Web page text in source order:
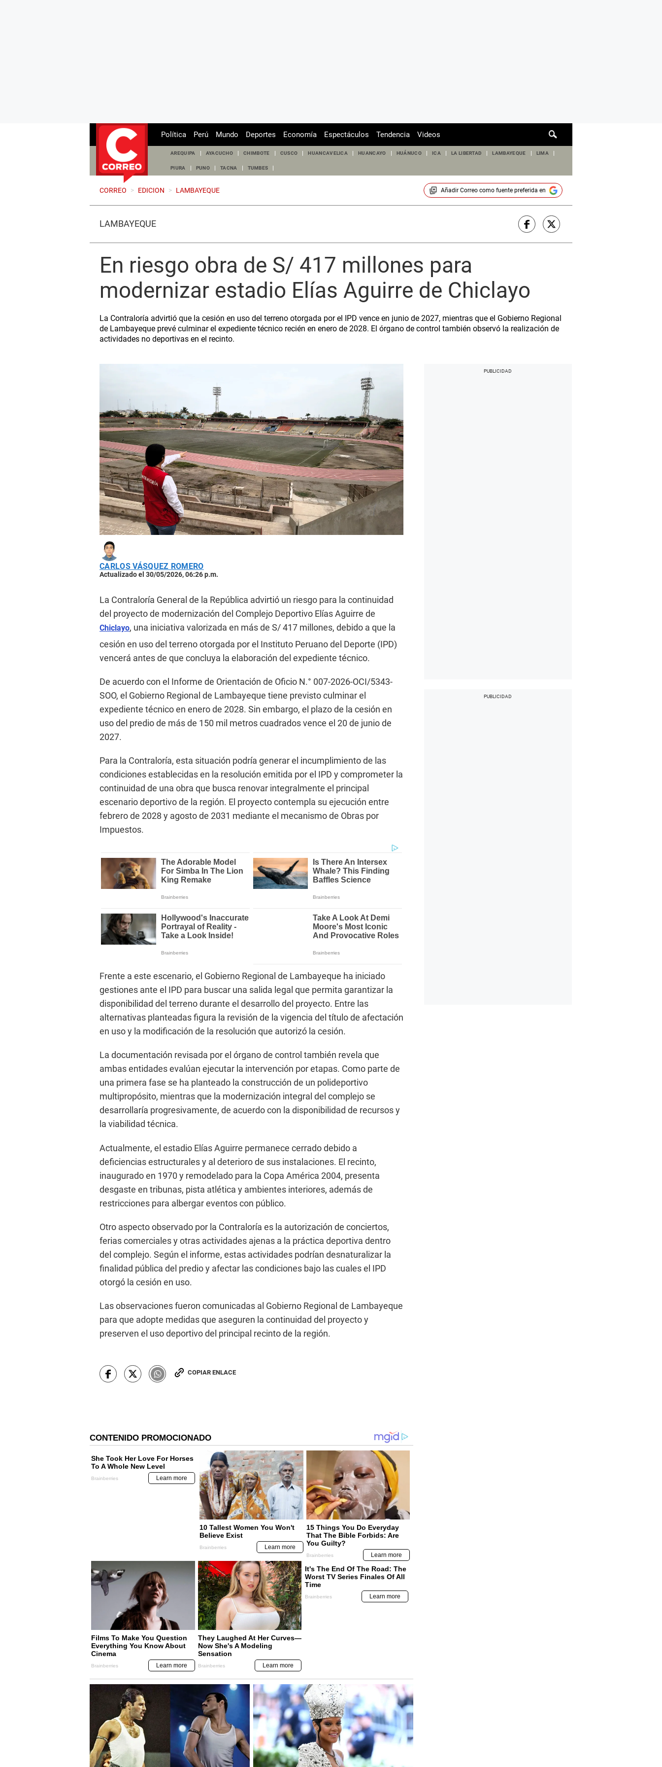
de
Política Perú Mundo Deportes Economía Espectáculos Tendencia Videos
AREQUIPA AYACUCHO CHIMBOTE CUSCO HUANCAVELICA HUANCAYO HUÁNUCO ICA LA LIBERTAD LAMBAYEQUE LIMA
PIURA PUNO TACNA TUMBES
CORREO > EDICION > LAMBAYEQUE Añadir Correocomo fuente preferida en
LAMBAYEQUE
En riesgo obra de S/ 417 millones para
modernizar estadio Elías Aguirre de Chiclayo
La Contraloría advirtió que la cesión en uso del terreno otorgada por el IPD vence en junio de 2027, mientras que el Gobierno Regional
de Lambayeque prevé culminar el expediente técnico recién en enero de 2028. El órgano de control también observó la realización de
actividades no deportivas en el recinto.
CARLOS VÁSQUEZ ROMERO
Actualizado el 30/05/2026, 06:26 p.m.
La Contraloría General de la República advirtió un riesgo para la continuidad
del proyecto de modernización del Complejo Deportivo Elías Aguirre de
Chiclayo, una iniciativa valorizada en más de S/ 417 millones, debido a que la
cesión en uso del terreno otorgada por el Instituto Peruano del Deporte (IPD)
vencerá antes de que concluya la elaboración del expediente técnico.
De acuerdo con el Informe de Orientación de Oficio N.° 007-2026-OCI/5343-
SOO, el Gobierno Regional de Lambayeque tiene previsto culminar el
expediente técnico en enero de 2028. Sin embargo, el plazo de la cesión en
uso del predio de más de 150 mil metros cuadrados vence el 20 de junio de
2027.
Para la Contraloría, esta situación podría generar el incumplimiento de las
condiciones establecidas en la resolución emitida por el IPD y comprometer la
continuidad de una obra que busca renovar integralmente el principal
escenario deportivo de la región. El proyecto contempla su ejecución entre
febrero de 2028 y agosto de 2031 mediante el mecanismo de Obras por
Impuestos.
Frente a este escenario, el Gobierno Regional de Lambayeque ha iniciado
gestiones ante el IPD para buscar una salida legal que permita garantizar la
disponibilidad del terreno durante el desarrollo del proyecto. Entre las
alternativas planteadas figura la revisión de la vigencia del título de afectación
en uso y la modificación de la resolución que autorizó la cesión.
La documentación revisada por el órgano de control también revela que
ambas entidades evalúan ejecutar la intervención por etapas. Como parte de
una primera fase se ha planteado la construcción de un polideportivo
multipropósito, mientras que la modernización integral del complejo se
desarrollaría progresivamente, de acuerdo con la disponibilidad de recursos y
la viabilidad técnica.
Actualmente, el estadio Elías Aguirre permanece cerrado debido a
deficiencias estructurales y al deterioro de sus instalaciones. El recinto,
inaugurado en 1970 y remodelado para la Copa América 2004, presenta
desgaste en tribunas, pista atlética y ambientes interiores, además de
restricciones para albergar eventos con público.
Otro aspecto observado por la Contraloría es la autorización de conciertos,
ferias comerciales y otras actividades ajenas a la práctica deportiva dentro
del complejo. Según el informe, estas actividades podrían desnaturalizar la
finalidad pública del predio y afectar las condiciones bajo las cuales el IPD
otorgó la cesión en uso.
Las observaciones fueron comunicadas al Gobierno Regional de Lambayeque
para que adopte medidas que aseguren la continuidad del proyecto y
preserven el uso deportivo del principal recinto de la región.
COPIAR ENLACE